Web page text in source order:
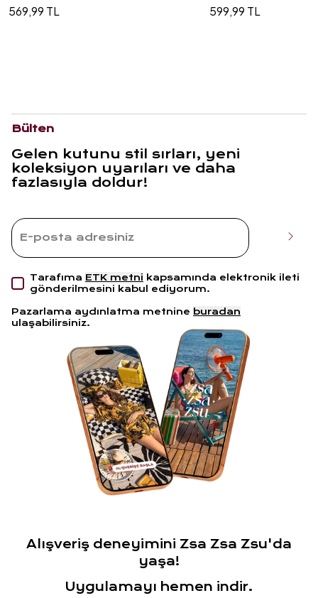
569,99 TL 599,99 TL
Bülten
Gelen kutunu stil sırları, yeni
koleksiyon uyarıları ve daha
fazlasıyla doldur!
Tarafıma ETK metni kapsamında elektronik ileti
gönderilmesini kabul ediyorum.
Pazarlama aydınlatma metnine buradan
ulaşabilirsiniz.
Alışveriş deneyimini Zsa Zsa Zsu'da
yaşa!
Uygulamayı hemen indir.